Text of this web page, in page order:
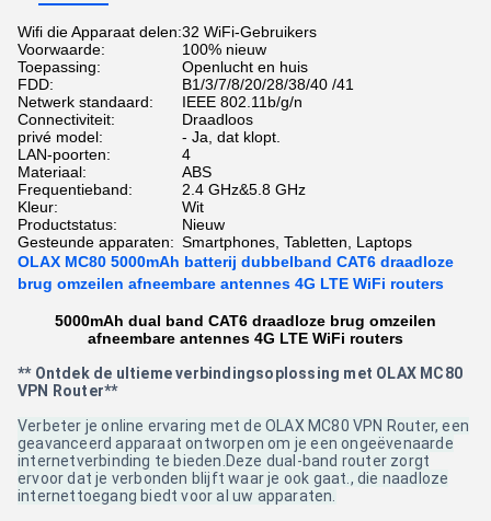
Wifi die Apparaat delen:32 WiFi-Gebruikers
Voorwaarde:
100% nieuw
Toepassing:
Openlucht en huis
FDD:
B1/3/7/8/20/28/38/40 /41
Netwerk standaard:
IEEE 802.11b/g/n
Connectiviteit:
Draadloos
privé model:
- Ja, dat klopt.
LAN-poorten:
4
Materiaal:
ABS
Frequentieband:
2.4 GHz&5.8 GHz
Kleur:
Wit
Productstatus:
Nieuw
Gesteunde apparaten: Smartphones, Tabletten, Laptops
OLAX MC80 5000mAh batterij dubbelband CAT6 draadloze
brug omzeilen afneembare antennes 4G LTE WiFi routers
5000mAh dual band CAT6 draadloze brug omzeilen
afneembare antennes 4G LTE WiFi routers
** Ontdek de ultieme verbindingsoplossing met OLAX MC80
VPN Router**
Verbeter je online ervaring met de OLAX MC80 VPN Router, een
geavanceerd apparaat ontworpen om je een ongeëvenaarde
internetverbinding te bieden.Deze dual-band router zorgt
ervoor dat je verbonden blijft waar je ook gaat., die naadloze
internettoegang biedt voor al uw apparaten.